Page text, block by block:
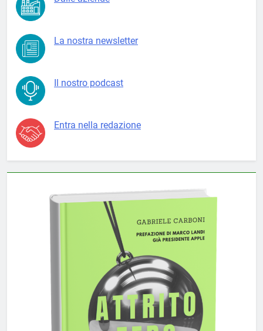
La nostra newsletter
Il nostro podcast
Entra nella redazione